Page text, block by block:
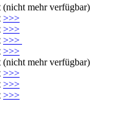
(nicht mehr verfügbar)
>>>
>>>
>>>
>>>
mehr verfügbar)
>>>
>>>
>>>